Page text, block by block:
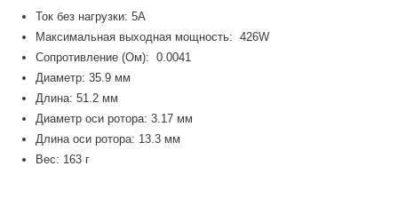
Ток без нагрузки: 5A
Максимальная выходная мощность: 426W
Сопротивление (Ом): 0.0041
Диаметр: 35.9 мм
Длина: 51.2 мм
Диаметр оси ротора: 3.17 мм
Длина оси ротора: 13.3 мм
Вес: 163 г